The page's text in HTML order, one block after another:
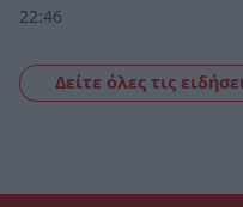
22:46
Δείτε όλες τις